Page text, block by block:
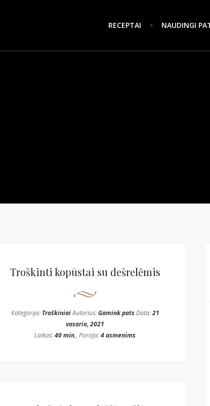
RECEPTAI NAUDINGI
Troškinti kopūstai su dešrelėmis
Kategorija: TroškiniaiAutorius:Gamink patsData:21
vasario, 2021
Laikas:40 min., Porcija:4 asmenims